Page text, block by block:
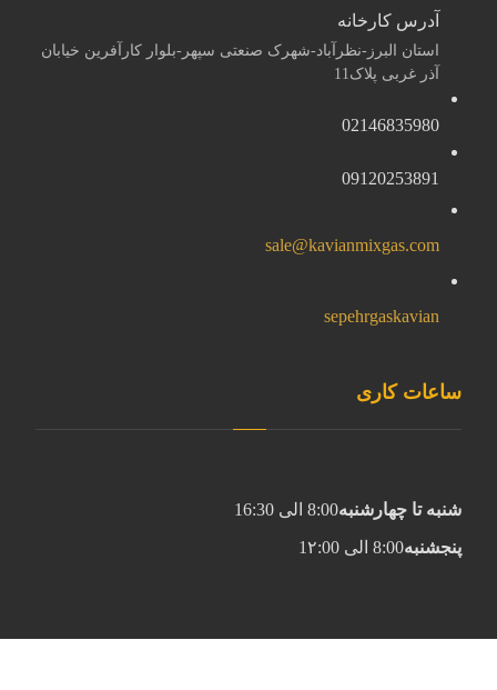
آدرس کارخانه
استان البرز-نظرآباد-شهرک صنعتی سپهر-بلوار کارآفرین خیابان
آذر غربی پلاک11
02146835980
09120253891
sale@kavianmixgas.com
sepehrgaskavian
ساعات کاری
شنبه تا چهارشنبه8:00 الی 16:30
پنجشنبه8:00 الی 1۲:00